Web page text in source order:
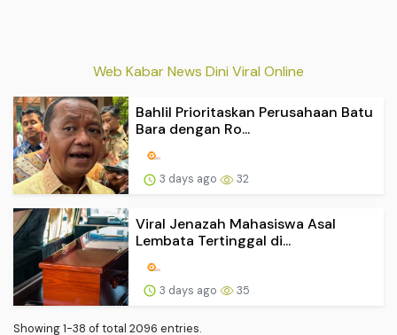
Web Kabar News Dini Viral Online
Bahlil Prioritaskan Perusahaan Batu
Bara dengan Ro...
3 days ago 32
Viral Jenazah Mahasiswa Asal
Lembata Tertinggal di...
3 days ago 35
Showing 1-38 of total 2096 entries.